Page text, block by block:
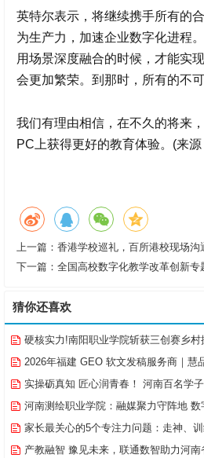
英特尔表示，将继续携手所有的
为生产力，加速企业数字化进程
用场景深度融合的时候，才能实
会更加繁荣。到那时，所有的不
我们有理由相信，在不久的将来
PC上获得更好的教育体验。(来
上一篇： 香港学校巡礼，百所港校现场沟
下一篇： 全国高校数字化教学改革创新
猜你还喜欢
硬核实力!南阳职业学院斩获三创赛乡
2026年福建 GEO 软文发稿服务商｜慧品宣：以
实操砺真知 匠心润青春！ 河南百名学子沉浸式
河南测绘职业学院：融媒聚力守阵地 数
家长最关心的5个专注力问题：走神、
产教融智 豫见未来，联通数智助力河南省教育厅高校CIO专题